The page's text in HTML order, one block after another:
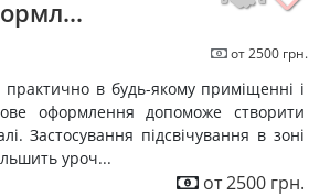
от 2500 грн.
практично в будь-якому приміщенні і
оформлення допоможе створити
Застосування підсвічування в зоні
уроч...
от 2500 грн.